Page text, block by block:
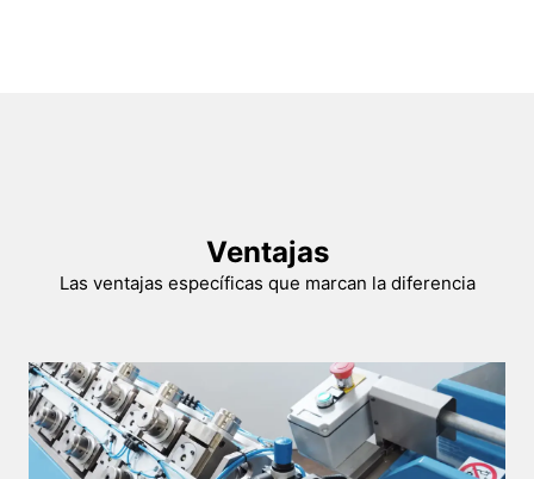
Ventajas
Las ventajas específicas que marcan la diferencia